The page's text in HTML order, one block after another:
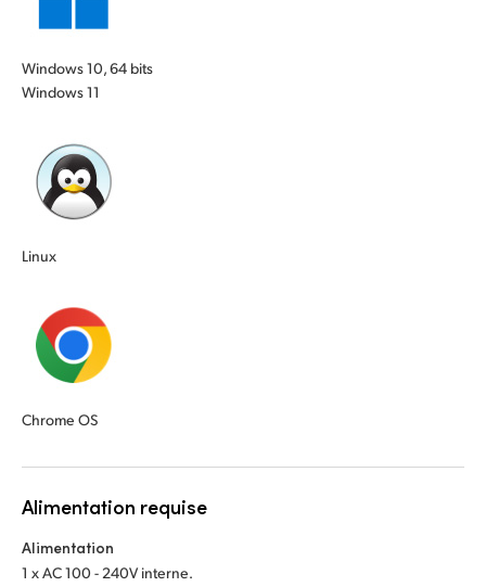
Windows 10, 64 bits
Windows 11
Linux
Chrome OS
Alimentation requise
Alimentation
1 x AC 100 - 240V interne.